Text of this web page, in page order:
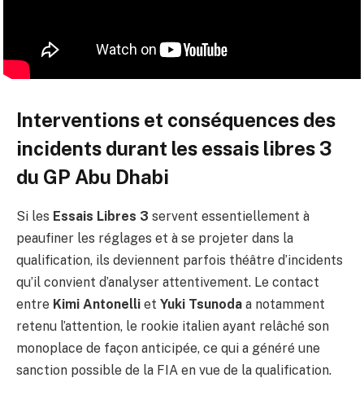
Interventions et conséquences des
incidents durant les essais libres 3
du GP Abu Dhabi
Si les Essais Libres 3 servent essentiellement à
peaufiner les réglages et à se projeter dans la
qualification, ils deviennent parfois théâtre d’incidents
qu’il convient d’analyser attentivement. Le contact
entre Kimi Antonelli et Yuki Tsunoda a notamment
retenu l’attention, le rookie italien ayant relâché son
monoplace de façon anticipée, ce qui a généré une
sanction possible de la FIA en vue de la qualification.